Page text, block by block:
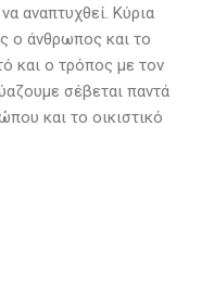
αναπτυχθεί. Κύρια
ο άνθρωπος και το
και ο τρόπος με τον
σέβεται παντά
και το οικιστικό